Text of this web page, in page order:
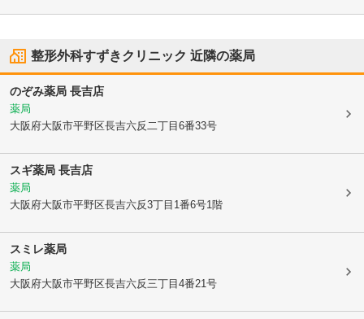
整形外科すずきクリニック 近隣の薬局
のぞみ薬局 長吉店
薬局
大阪府大阪市平野区長吉六反二丁目6番33号
スギ薬局 長吉店
薬局
大阪府大阪市平野区長吉六反3丁目1番6号1階
スミレ薬局
薬局
大阪府大阪市平野区長吉六反三丁目4番21号